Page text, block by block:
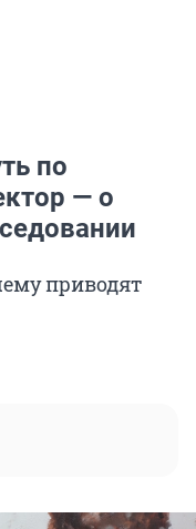
по
— о
приводят